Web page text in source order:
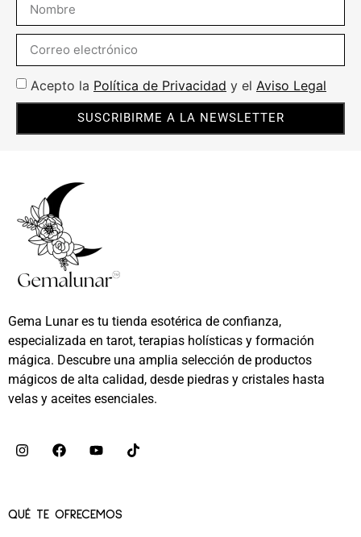
Acepto la Política de Privacidad y el Aviso Legal
SUSCRIBIRME A LA NEWSLETTER
Gema Lunar es tu tienda esotérica de confianza,
especializada en tarot, terapias holísticas y formación
mágica. Descubre una amplia selección de productos
mágicos de alta calidad, desde piedras y cristales hasta
velas y aceites esenciales.
QUÉ TE OFRECEMOS